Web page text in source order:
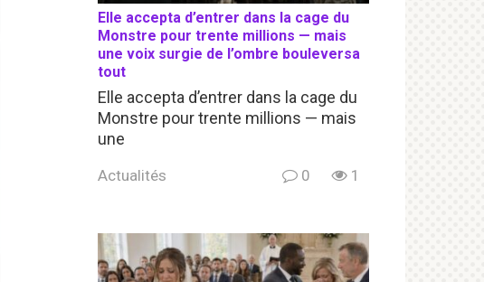
Elle accepta d’entrer dans la cage du
Monstre pour trente millions — mais
une voix surgie de l’ombre bouleversa
tout
Elle accepta d’entrer dans la cage du
Monstre pour trente millions — mais
une
Actualités 0 1